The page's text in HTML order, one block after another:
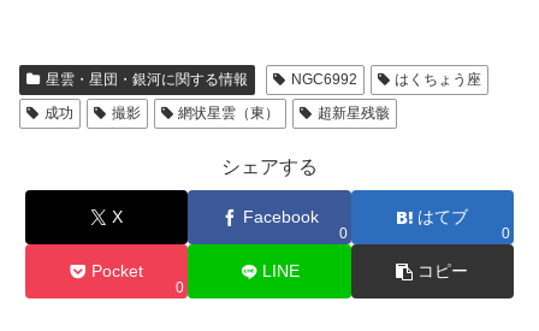
星雲・星団・銀河に関する情報 NGC6992
はくちょう座
成功
撮影 網状星雲（東） 超新星残骸
シェアする
X Facebook
0
はてブ
0
Pocket
0
LINE コピー